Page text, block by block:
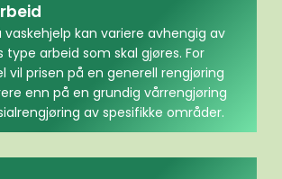
vaskehjelp kan variere avhengig av
type arbeid som skal gjøres. For
vil prisen på en generell rengjøring
enn på en grundig vårrengjøring
av spesifikke områder.